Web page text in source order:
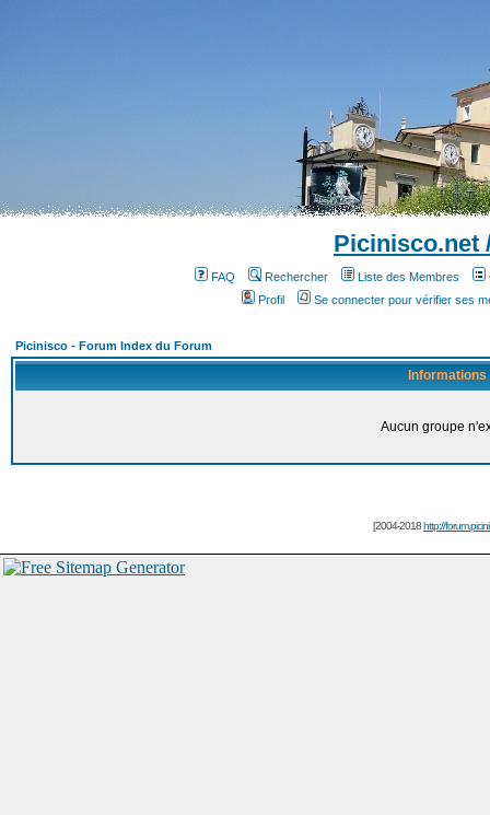
Picinisco.net
FAQ Rechercher Liste des Membres
Profil
Se connecter pour vérifier ses
Picinisco - Forum Index du Forum
Informations
Aucun groupe
[2004-2018http://